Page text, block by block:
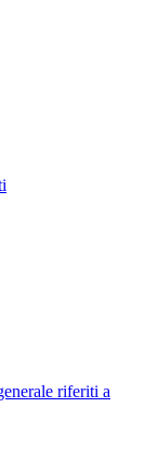
riferiti a